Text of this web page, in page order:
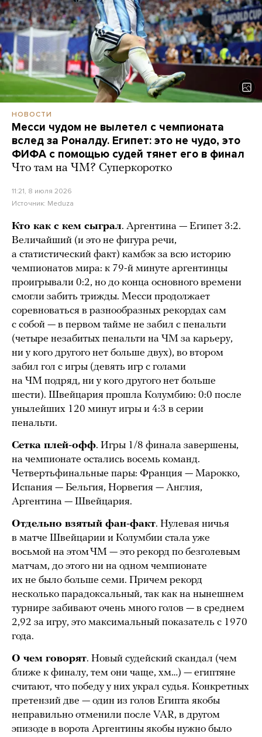
НОВОСТИ
Месси чудом не вылетел с чемпионата
вслед за Роналду. Египет: это не чудо, это
ФИФА с помощью судей тянет его в финал
Что там на ЧМ? Суперкоротко
11:21, 8 июля 2026
Источник: Meduza
Кто как с кем сыграл. Аргентина — Египет 3:2.
Величайший (и это не фигура речи,
а статистический факт) камбэк за всю историю
чемпионатов мира: к 79-й минуте аргентинцы
проигрывали 0:2, но до конца основного времени
смогли забить трижды. Месси продолжает
соревноваться в разнообразных рекордах сам
с собой — в первом тайме не забил с пенальти
(четыре незабитых пенальти на ЧМ за карьеру,
ни у кого другого нет больше двух), во втором
забил гол с игры (девять игр с голами
на ЧМ подряд, ни у кого другого нет больше
шести). Швейцария прошла Колумбию: 0:0 после
унылейших 120 минут игры и 4:3 в серии
пенальти.
Сетка плей-офф. Игры 1/8 финала завершены,
на чемпионате остались восемь команд.
Четвертьфинальные пары: Франция — Марокко,
Испания — Бельгия, Норвегия — Англия,
Аргентина — Швейцария.
Отдельно взятый фан-факт. Нулевая ничья
в матче Швейцарии и Колумбии стала уже
восьмой на этом ЧМ — это рекорд по безголевым
матчам, до этого ни на одном чемпионате
их не было больше семи. Причем рекорд
несколько парадоксальный, так как на нынешнем
турнире забивают очень много голов — в среднем
2,92 за игру, это максимальный показатель с 1970
года.
О чем говорят. Новый судейский скандал (чем
ближе к финалу, тем они чаще, хм…) — египтяне
считают, что победу у них украл судья. Конкретных
претензий две — один из голов Египта якобы
неправильно отменили после VAR, в другом
эпизоде в ворота Аргентины якобы нужно было